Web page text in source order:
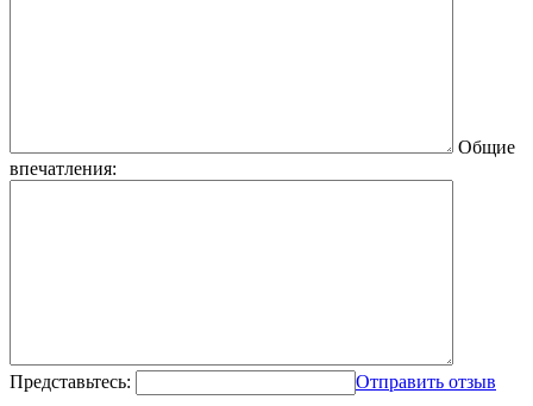
Общие
впечатления:
Представьтесь: Отправить отзыв